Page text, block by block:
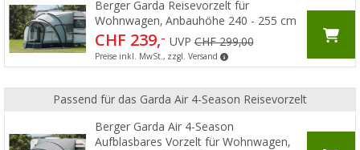
Berger Garda Reisevorzelt für
Wohnwagen, Anbauhöhe 240 - 255 cm
CHF 239,- UVPCHF 299,00
Preise inkl. MwSt., zzgl. Versand
Passend für das Garda Air 4-Season Reisevorzelt
Berger Garda Air 4-Season
Aufblasbares Vorzelt für Wohnwagen,